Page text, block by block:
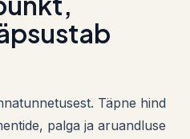
Täpne hind
palga ja aruandluse